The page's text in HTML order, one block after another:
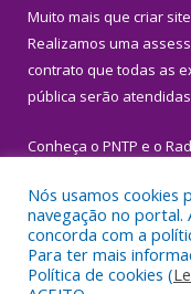
Muito mais que criar site
Realizamos uma
contrato que todas as
pública serão
Conheça o PNTP e o
Todos os direitos
Nós usamos cookies
navegação no portal.
concorda com a
Para ter mais
Política de cookies (